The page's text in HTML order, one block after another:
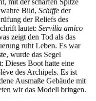
Bild, Schiffe der
der Reliefs des
lautet: Servilia amico
zeigt den Tod als das
ruht Leben. Es war
wurde das Segel
Dieses Boot hatte eine
des Archipels. Es ist
Ausmaße Gebäude mit
wir das Modell bringen.